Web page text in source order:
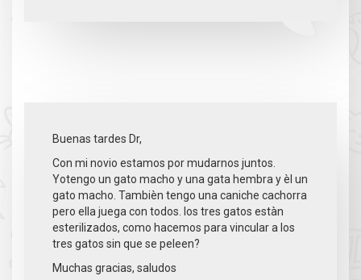
Buenas tardes Dr,
Con mi novio estamos por mudarnos juntos.
Yotengo un gato macho y una gata hembra y èl un
gato macho. Tambièn tengo una caniche cachorra
pero ella juega con todos. los tres gatos estàn
esterilizados, como hacemos para vincular a los
tres gatos sin que se peleen?
Muchas gracias, saludos